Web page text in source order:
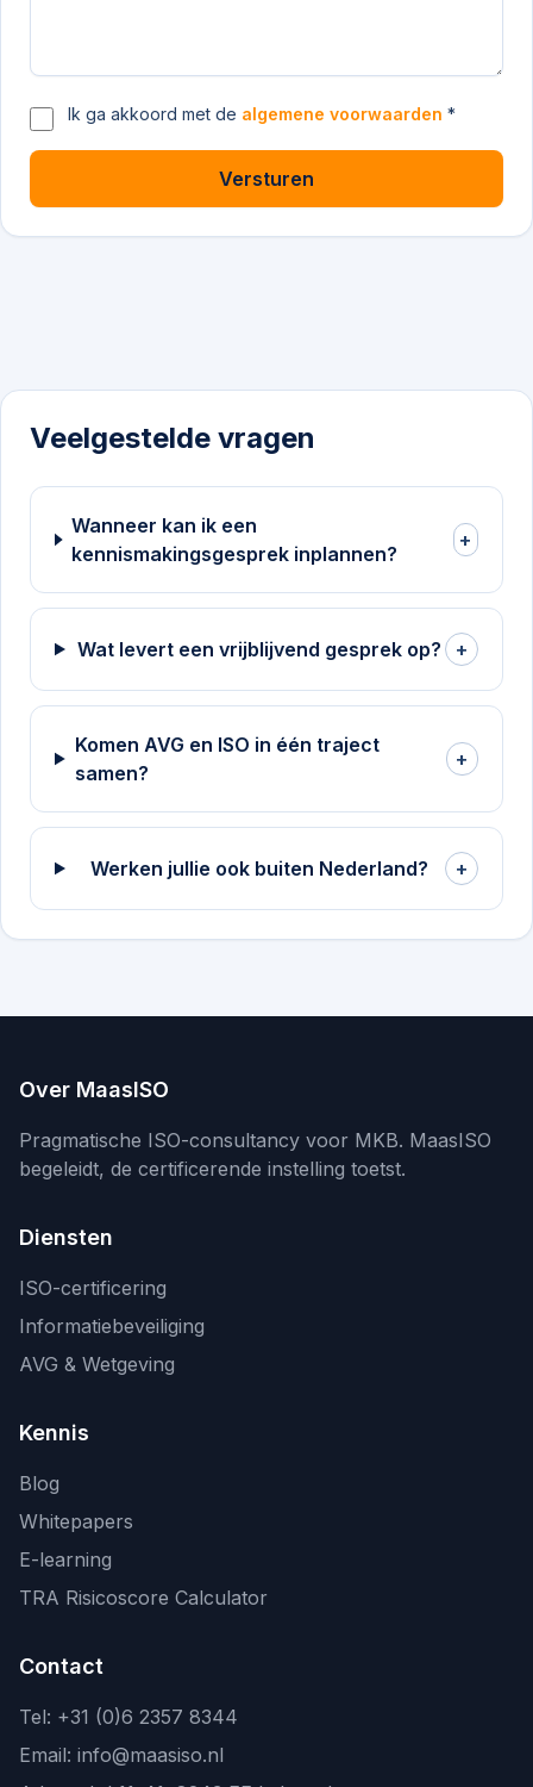
Ik ga akkoord met de algemene voorwaarden *
Versturen
Veelgestelde vragen
Wanneer kan ik een
kennismakingsgesprek inplannen?
+
Wat levert een vrijblijvend gesprek op? +
Komen AVG en ISO in één traject
samen?
+
Werken jullie ook buiten Nederland? +
Over MaasISO
Pragmatische ISO-consultancy voor MKB. MaasISO
begeleidt, de certificerende instelling toetst.
Diensten
ISO-certificering
Informatiebeveiliging
AVG & Wetgeving
Kennis
Blog
Whitepapers
E-learning
TRA Risicoscore Calculator
Contact
Tel: +31 (0)6 2357 8344
Email: info@maasiso.nl